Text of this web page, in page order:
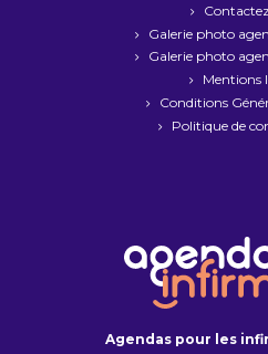
Galerie photo
Galerie photo
Mentions
Conditions
Politique de
Agendas pour les